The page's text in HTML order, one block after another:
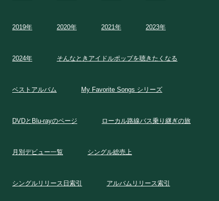
2019年 2020年 2021年 2023年
2024年 そんなときアイドルポップを聴きたくなる
ベストアルバム My Favorite Songs シリーズ
DVDとBlu-rayのページ ローカル路線バス乗り継ぎの旅
月別デビュー一覧 シングル総売上
シングルリリース日索引 アルバムリリース索引